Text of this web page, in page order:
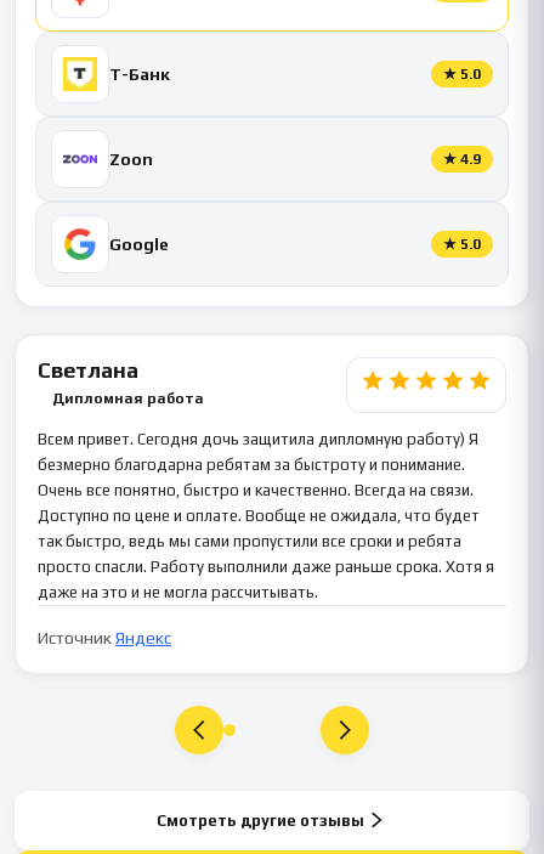
Т-Банк ★ 5.0
Zoon ★ 4.9
Google ★ 5.0
Светлана
Дипломная работа
Всем привет. Сегодня дочь защитила дипломную работу) Я
безмерно благодарна ребятам за быстроту и понимание.
Очень все понятно, быстро и качественно. Всегда на связи.
Доступно по цене и оплате. Вообще не ожидала, что будет
так быстро, ведь мы сами пропустили все сроки и ребята
просто спасли. Работу выполнили даже раньше срока. Хотя я
даже на это и не могла рассчитывать.
ИсточникЯндекс
Смотреть другие отзывы